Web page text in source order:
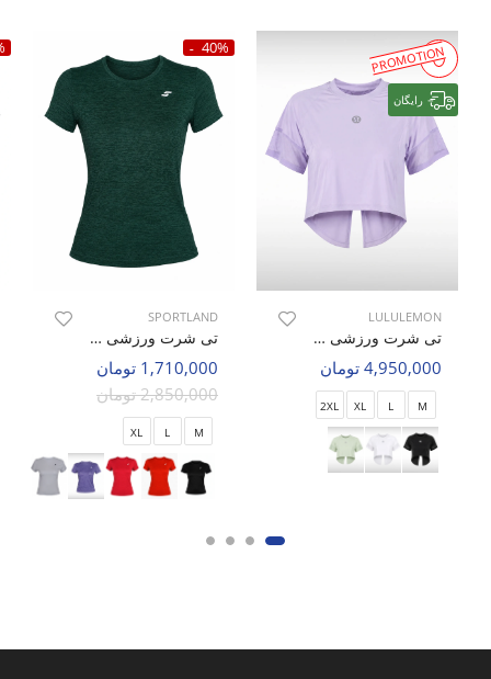
PROMOTION
رایگان
LULULEMON
تی شرت ورزشی زنانه لولولمون Nova Wear W
4,950,000 تومان
M
L
XL
2XL
40%
SPORTLAND
تی شرت ورزشی زنانه اسپورتلند SHIFT Lumin W
1,710,000 تومان
2,850,000 تومان
M
L
XL